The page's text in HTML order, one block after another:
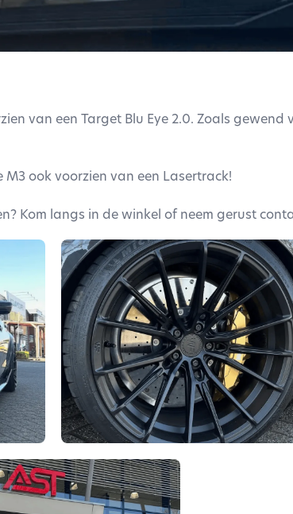
van een Target Blu Eye 2.0. Zoals
ook voorzien van een Lasertrack!
Kom langs in de winkel of neem gerust